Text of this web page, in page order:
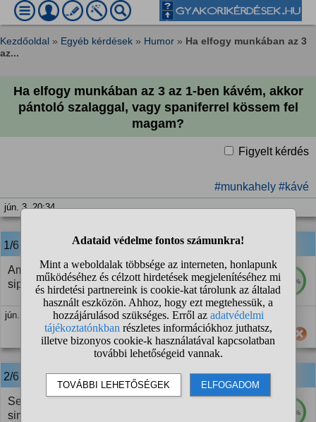
Kezdőoldal » Egyéb kérdések » Humor » Ha elfogy munkában az 3
az...
Ha elfogy munkában az 3 az 1-ben kávém, akkor
pántoló szalaggal, vagy spaniferrel kössem fel
magam?
Figyelt kérdés
#munkahely #kávé
jún. 3. 20:34
1/6 válasza:
100%
Ami a kezed ügyébe akad, csak el ne kezdj itt
sipákolni, mert hisztiző hülyéből így is van épp elég.
jún. 3. 20:43
Hasznos számodra ez a válasz?
2/6 anonim válasza:
100%
Semmivel, akkor keress egy az egybent, vagy igyál
sima csapvizet. :)